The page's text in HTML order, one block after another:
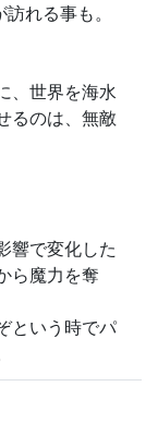
れる事も。
、世界を海水
るのは、無敵
響で変化した
ら魔力を奪
という時でパ